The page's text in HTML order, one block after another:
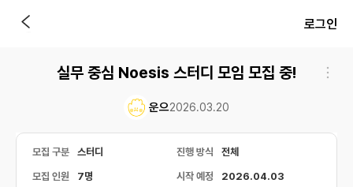
로그인
실무 중심 Noesis 스터디 모임 모집 중!
운으2026.03.20
모집 구분 스터디 진행 방식 전체
모집 인원 7명 시작 예정 2026.04.03